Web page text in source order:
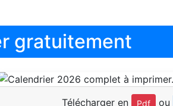
gratuitement
Télécharger en Pdf ou